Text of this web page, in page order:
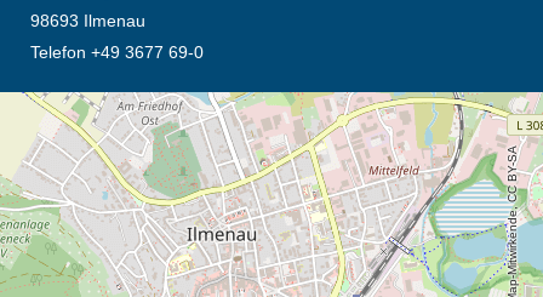
98693 Ilmenau
Telefon +49 3677 69-0
Öffnet die Anfahrtsbeschreibung in neuem Tab (Karte)